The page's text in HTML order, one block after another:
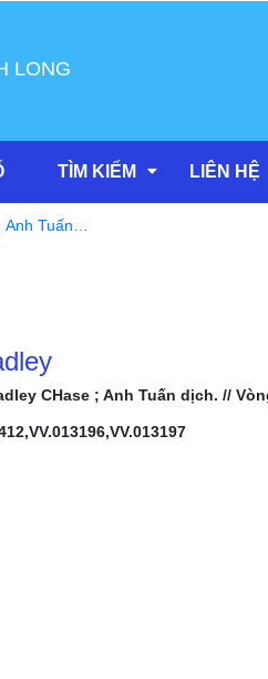
LONG
TÌM KIẾM LIÊN HỆ
Tuấn
CHase ; Anh Tuấn dịch. //